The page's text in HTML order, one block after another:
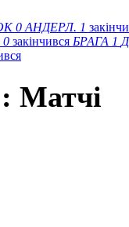
0 АНДЕРЛ. 1
0 закінчився БРАГА 1
Матчi